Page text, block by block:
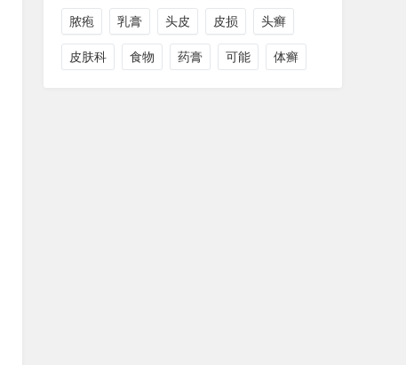
脓疱 乳膏 头皮 皮损 头癣
皮肤科 食物 药膏 可能 体癣